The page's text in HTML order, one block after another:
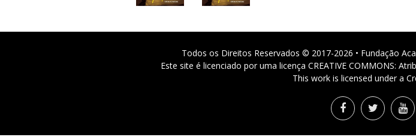
Todos os Direitos Reservados © 2017-2026 • Fundação
Este site é licenciado por uma licença CREATIVE COMMONS:
This work is licensed under a